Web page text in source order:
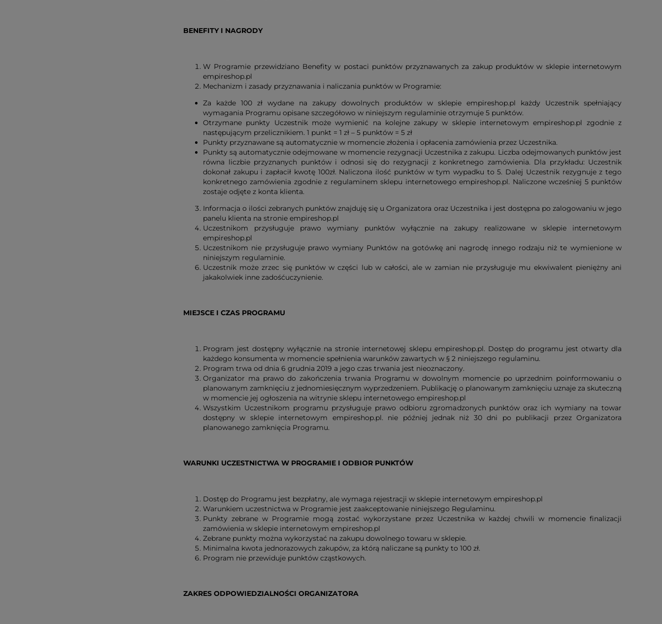
BENEFITY I NAGRODY
W Programie przewidziano Benefity w postaci punktów przyznawanych za zakup produktów w sklepie internetowym
empireshop.pl
Mechanizm i zasady przyznawania i naliczania punktów w Programie:
Za każde 100 zł wydane na zakupy dowolnych produktów w sklepie empireshop.pl każdy Uczestnik spełniający
wymagania Programu opisane szczegółowo w niniejszym regulaminie otrzymuje 5 punktów.
Otrzymane punkty Uczestnik może wymienić na kolejne zakupy w sklepie internetowym empireshop.pl zgodnie z
następującym przelicznikiem. 1 punkt = 1 zł – 5 punktów = 5 zł
Punkty przyznawane są automatycznie w momencie złożenia i opłacenia zamówienia przez Uczestnika.
Punkty są automatycznie odejmowane w momencie rezygnacji Uczestnika z zakupu. Liczba odejmowanych punktów jest
równa liczbie przyznanych punktów i odnosi się do rezygnacji z konkretnego zamówienia. Dla przykładu: Uczestnik
dokonał zakupu i zapłacił kwotę 100zł. Naliczona ilość punktów w tym wypadku to 5. Dalej Uczestnik rezygnuje z tego
konkretnego zamówienia zgodnie z regulaminem sklepu internetowego empireshop.pl. Naliczone wcześniej 5 punktów
zostaje odjęte z konta klienta.
Informacja o ilości zebranych punktów znajduję się u Organizatora oraz Uczestnika i jest dostępna po zalogowaniu w jego
panelu klienta na stronie empireshop.pl
Uczestnikom przysługuje prawo wymiany punktów wyłącznie na zakupy realizowane w sklepie internetowym
empireshop.pl
Uczestnikom nie przysługuje prawo wymiany Punktów na gotówkę ani nagrodę innego rodzaju niż te wymienione w
niniejszym regulaminie.
Uczestnik może zrzec się punktów w części lub w całości, ale w zamian nie przysługuje mu ekwiwalent pieniężny ani
jakakolwiek inne zadośćuczynienie.
MIEJSCE I CZAS PROGRAMU
Program jest dostępny wyłącznie na stronie internetowej sklepu empireshop.pl. Dostęp do programu jest otwarty dla
każdego konsumenta w momencie spełnienia warunków zawartych w § 2 niniejszego regulaminu.
Program trwa od dnia 6 grudnia 2019 a jego czas trwania jest nieoznaczony.
Organizator ma prawo do zakończenia trwania Programu w dowolnym momencie po uprzednim poinformowaniu o
planowanym zamknięciu z jednomiesięcznym wyprzedzeniem. Publikację o planowanym zamknięciu uznaje za skuteczną
w momencie jej ogłoszenia na witrynie sklepu internetowego empireshop.pl
Wszystkim Uczestnikom programu przysługuje prawo odbioru zgromadzonych punktów oraz ich wymiany na towar
dostępny w sklepie internetowym empireshop.pl. nie później jednak niż 30 dni po publikacji przez Organizatora
planowanego zamknięcia Programu.
WARUNKI UCZESTNICTWA W PROGRAMIE I ODBIOR PUNKTÓW
Dostęp do Programu jest bezpłatny, ale wymaga rejestracji w sklepie internetowym empireshop.pl
Warunkiem uczestnictwa w Programie jest zaakceptowanie niniejszego Regulaminu.
Punkty zebrane w Programie mogą zostać wykorzystane przez Uczestnika w każdej chwili w momencie finalizacji
zamówienia w sklepie internetowym empireshop.pl
Zebrane punkty można wykorzystać na zakupu dowolnego towaru w sklepie.
Minimalna kwota jednorazowych zakupów, za którą naliczane są punkty to 100 zł.
Program nie przewiduje punktów cząstkowych.
ZAKRES ODPOWIEDZIALNOŚCI ORGANIZATORA